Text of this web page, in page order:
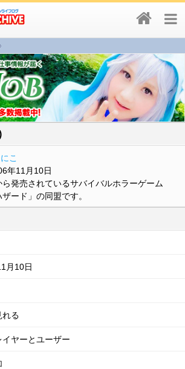
にこ
年11月10日
ら発売されているサバイバルホラーゲーム
ザード」の同盟です。
月10日
れる
イヤーとユーザー